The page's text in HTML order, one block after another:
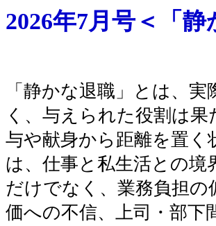
2026年7月号＜「
「静かな退職」とは、
く、与えられた役割は
与や献身から距離を置
は、仕事と私生活との
だけでなく、業務負担の
価への不信、上司・部下